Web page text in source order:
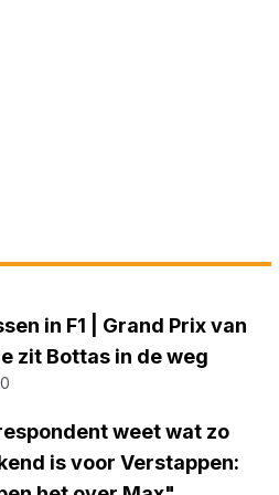
in F1 | Grand Prix van
zit Bottas in de weg
weet wat zo
is voor Verstappen: